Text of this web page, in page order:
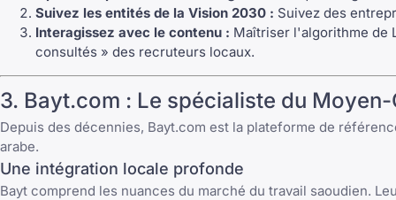
Suivez les entités de la Vision 2030 : Suivez des
Interagissez avec le contenu : Maîtriser l'algorithme de
consultés » des recruteurs locaux.
3. Bayt.com : Le spécialiste du
Depuis des décennies, Bayt.com est la plateforme de
arabe.
Une intégration locale profonde
Bayt comprend les nuances du marché du travail saoudien.